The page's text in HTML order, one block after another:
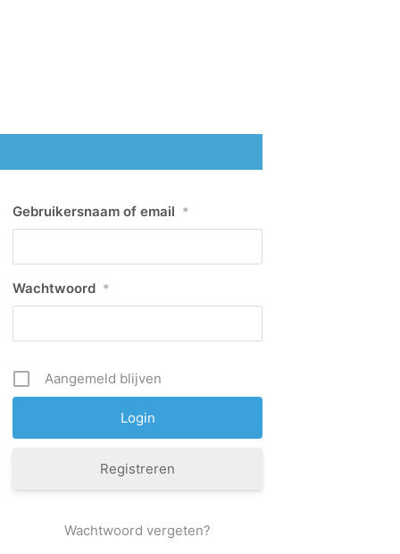
Gebruikersnaam of email *
Wachtwoord *
Aangemeld blijven
Registreren
Wachtwoord vergeten?